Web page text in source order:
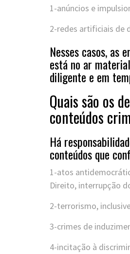
1-anúncios e
2-redes artificiais de
Nesses casos, as
está no ar
diligente e em
Quais são os
conteúdos
Há
conteúdos que
1-atos
Direito, interrupção
2-terrorismo,
3-crimes de
4-incitação à